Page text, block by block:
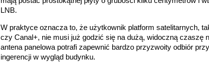
LNB.
W praktyce oznacza to, że użytkownik platform satelitarnych,
czy Canal+, nie musi już godzić się na dużą, widoczną czaszę
antena panelowa potrafi zapewnić bardzo przyzwoity odbiór
ingerencji w wygląd budynku.